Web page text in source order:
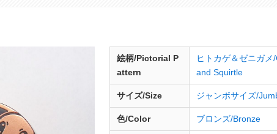
絵柄/Pictorial P
attern
ヒトカゲ＆ゼニガ
and Squirtle
サイズ/Size ジャンボサイズ/
色/Color ブロンズ/Bronze